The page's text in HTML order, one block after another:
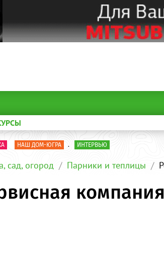
НАШ ДОМ-ЮГРА . ИНТЕРВЬЮ
сад, огород Парники и теплицы